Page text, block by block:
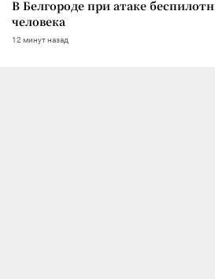
В Белгороде при атаке
человека
12 минут назад